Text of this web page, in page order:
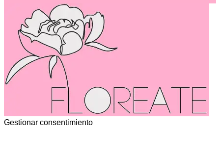
Gestionar consentimiento